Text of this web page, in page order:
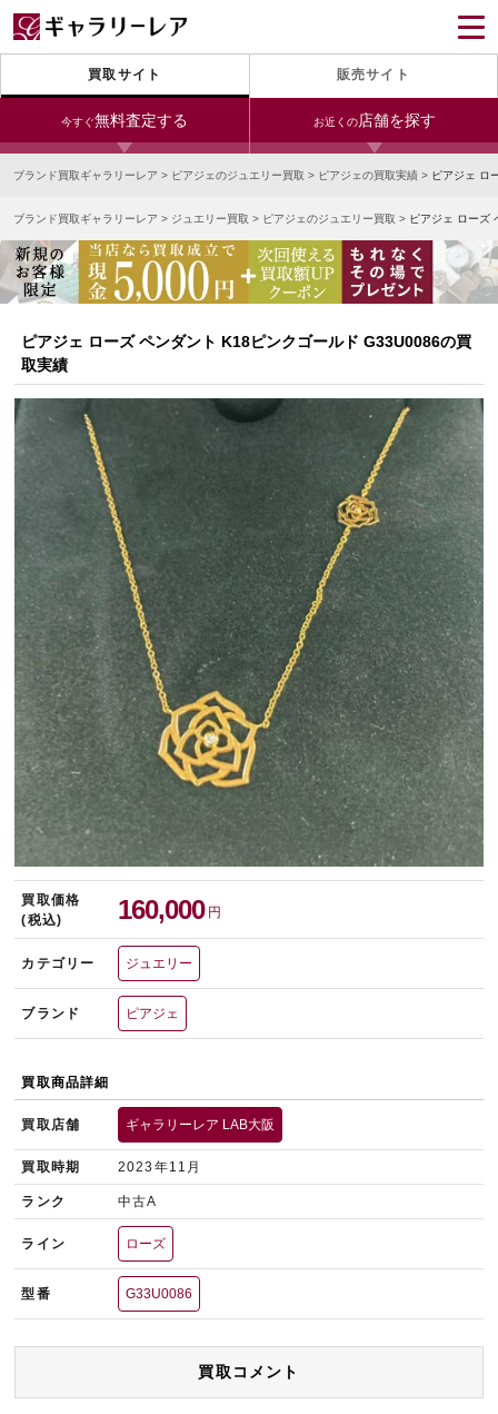
買取サイト 販売サイト
今すぐ無料査定する お近くの店舗を探す
24時間受付（対応時間10:00～19:00）
宅配買取を申し込む
無料の宅配キットをお届けします
今すぐ電話査定
受付時間 10:00～19:00
銀座本店 青山表参道店 新宿東口店
小田急新宿店 LAB東京 名古屋大須店
なんば店
中野ブロードウェイ
宅配買取を申し込む
無料の宅配キットをお届けします
ブランド買取ギャラリーレア > ピアジェのジュエリー買取 > ピアジェの買取実績 > ピアジェ ロ
ブランド買取ギャラリーレア > ジュエリー買取 > ピアジェのジュエリー買取 > ピアジェ ローズ
ピアジェ ローズ ペンダント K18ピンクゴールド G33U0086の買
取実績
買取価格
(税込)
160,000 円
カテゴリー ジュエリー
ブランド ピアジェ
買取商品詳細
買取店舗 ギャラリーレア LAB大阪
買取時期 2023年11月
ランク 中古A
ライン ローズ
型番 G33U0086
買取コメント